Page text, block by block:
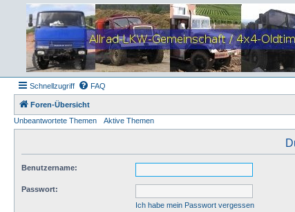
Schnellzugriff FAQ
Foren-Übersicht
Unbeantwortete Themen
Aktive Themen
Benutzername:
Passwort:
Ich habe mein Passwort vergessen